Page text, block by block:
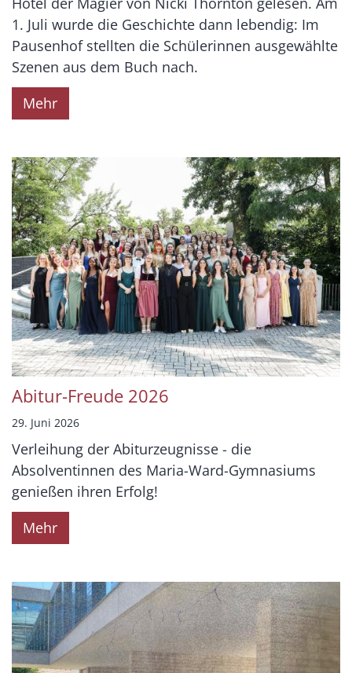
1. Juli wurde die Geschichte dann lebendig: Im
Pausenhof stellten die Schülerinnen ausgewählte
Szenen aus dem Buch nach.
Mehr
Abitur-Freude 2026
29. Juni 2026
Verleihung der Abiturzeugnisse - die
Absolventinnen des Maria-Ward-Gymnasiums
genießen ihren Erfolg!
Mehr